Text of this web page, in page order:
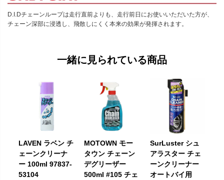
D.I.Dチェーンループは走行直前よりも、走行前日にお使いいただいた方が、
チェーン深部に浸透し、飛散しにくく本来の効果が発揮されます。
一緒に見られている商品
LAVEN ラベン チ
ェーンクリーナ
ー 100ml 97837-
53104
MOTOWN モー
タウン チェーン
デグリーザー
500ml #105 チェ
SurLuster シュ
アラスター チェ
ーンクリーナー
オートバイ用